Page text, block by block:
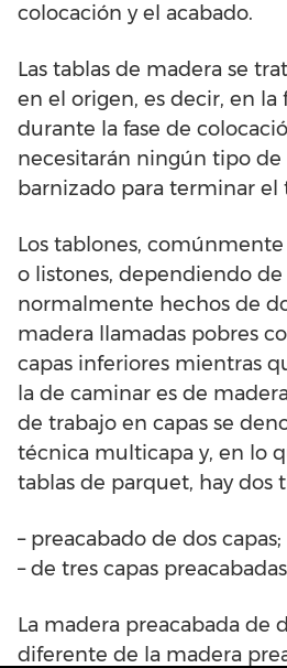
colocación y el acabado.
Las tablas de madera se
en el origen, es decir, en la
durante la fase de
necesitarán ningún tipo
barnizado para terminar el
Los tablones,
o listones, dependiendo
normalmente hechos de
madera llamadas pobres
capas inferiores mientras
la de caminar es de
de trabajo en capas se
técnica multicapa y, en lo
tablas de parquet, hay dos
– preacabado de dos capas;
– de tres capas
La madera preacabada de
diferente de la madera